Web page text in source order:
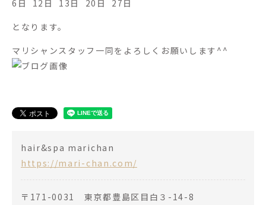
6日 12日 13日 20日 27日
となります。
マリシャンスタッフ一同をよろしくお願いします^^
hair&spa marichan
https://mari-chan.com/
〒171-0031 東京都豊島区目白３-14-8